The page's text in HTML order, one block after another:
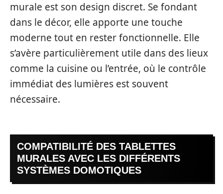
murale est son design discret. Se fondant
dans le décor, elle apporte une touche
moderne tout en rester fonctionnelle. Elle
s’avère particulièrement utile dans des lieux
comme la cuisine ou l’entrée, où le contrôle
immédiat des lumières est souvent
nécessaire.
COMPATIBILITÉ DES TABLETTES
MURALES AVEC LES DIFFÉRENTS
SYSTÈMES DOMOTIQUES